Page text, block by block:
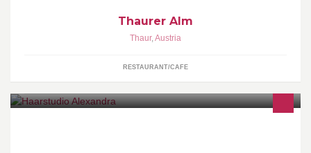
Thaurer Alm
Thaur,Austria
RESTAURANT/CAFE